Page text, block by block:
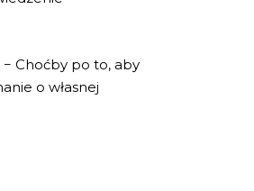
− Choćby po to, aby
o własnej